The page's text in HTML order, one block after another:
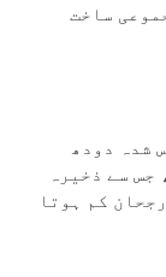
ساخت
شدہ دودھ
سے ذخیرہ
کم ہوتا